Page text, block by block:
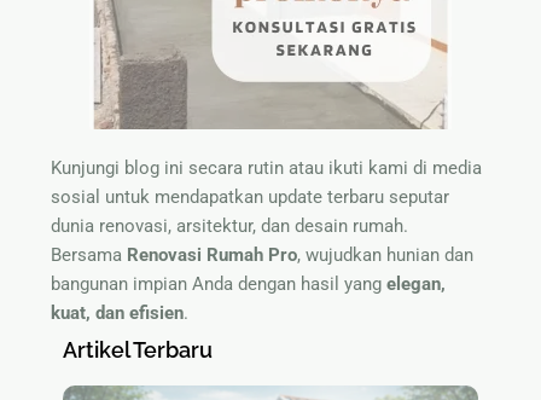
Kunjungi blog ini secara rutin atau ikuti kami di media
sosial untuk mendapatkan update terbaru seputar
dunia renovasi, arsitektur, dan desain rumah.
Bersama Renovasi Rumah Pro, wujudkan hunian dan
bangunan impian Anda dengan hasil yangelegan,
kuat, dan efisien.
Artikel Terbaru